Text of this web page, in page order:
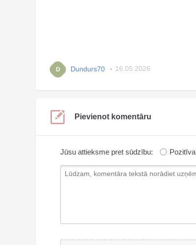
D Dundurs70 16.05.2026
Pievienot komentāru
Jūsu attieksme pret sūdzību: Pozitīva